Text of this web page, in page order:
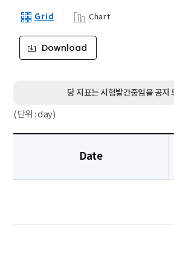
Grid Chart
Download
당 지표는 시험발간중임을 공지
(단위 : day)
Date